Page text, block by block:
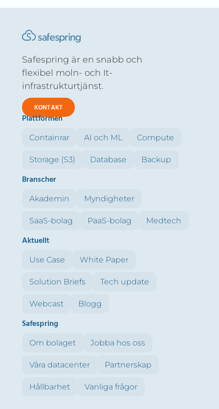
Safespring är en snabb och
flexibel moln- och It-
infrastrukturtjänst.
KONTAKT
Plattformen
Containrar AI och ML Compute
Storage (S3) Database Backup
Branscher
Akademin Myndigheter
SaaS-bolag PaaS-bolag Medtech
Aktuellt
Use Case White Paper
Solution Briefs Tech update
Webcast Blogg
Safespring
Om bolaget Jobba hos oss
Våra datacenter Partnerskap
Hållbarhet Vanliga frågor